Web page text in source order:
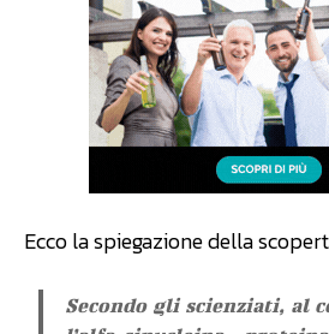
Ecco la spiegazione della
Secondo gli scienziati, al